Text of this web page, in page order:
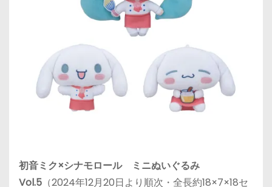
初音ミク×シナモロール ミニぬいぐるみ
Vol.5 （2024年12月20日より順次・全長約18×7×18セ